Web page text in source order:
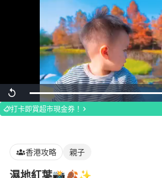
Replay Loaded:
100.00%
打卡即賞超市現金券！
香港攻略 親子
濕地紅葉📸🍂✨